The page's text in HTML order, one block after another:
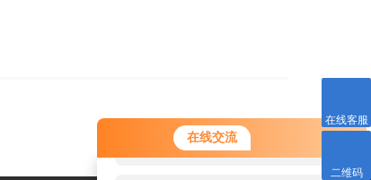
在线交流
您好！欢迎前来咨询，很高兴为您
服务，请问您要咨询什么问题呢？
在线客服
二维码